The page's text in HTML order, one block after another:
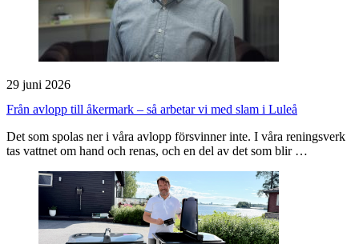
29 juni 2026
Från avlopp till åkermark – så arbetar vi med slam i Luleå
Det som spolas ner i våra avlopp försvinner inte. I våra reningsverk
tas vattnet om hand och renas, och en del av det som blir …